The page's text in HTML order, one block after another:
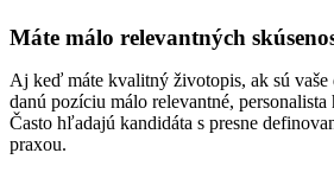
Máte málo relevantných
Aj keď máte kvalitný životopis, ak sú vaše
danú pozíciu málo relevantné,
Často hľadajú kandidáta s presne
praxou.